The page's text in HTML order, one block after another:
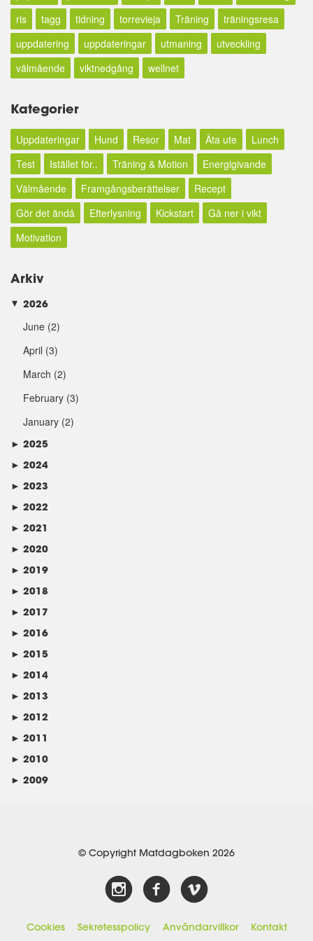
ris
tagg tidning torrevieja Träning
träningsresa
uppdatering
uppdateringar utmaning
utveckling
välmående
viktnedgång wellnet
Kategorier
Uppdateringar Hund Resor Mat Äta ute
Lunch
Test
Istället för.. Träning & Motion
Energigivande
Välmående
Framgångsberättelser
Recept
Gör det ändå
Efterlysning Kickstart
Gå ner i vikt
Motivation
Arkiv
► 2026
June (2)
April (3)
March (2)
February (3)
January (2)
► 2025
► 2024
► 2023
► 2022
► 2021
► 2020
► 2019
► 2018
► 2017
► 2016
► 2015
► 2014
► 2013
► 2012
► 2011
► 2010
► 2009
© Copyright Matdagboken 2026
Cookies Sekretesspolicy Användarvillkor Kontakt